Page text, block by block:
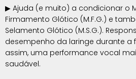
▶ Ajuda (e muito) a condicionar o
Firmamento Glótico (M.F.G.) e
Selamento Glótico (M.S.G.).
desempenho da laringe durante a
assim, uma performance vocal
saudável.